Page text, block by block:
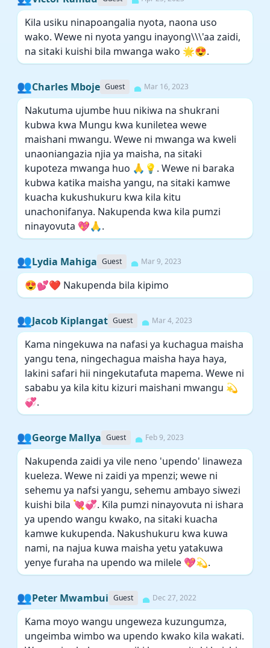
Kila usiku ninapoangalia nyota, naona uso
wako. Wewe ni nyota yangu inayong\\\'aa zaidi,
na sitaki kuishi bila mwanga wako 🌟😍.
👥Charles Mboje Guest Mar 16, 2023
Nakutuma ujumbe huu nikiwa na shukrani
kubwa kwa Mungu kwa kuniletea wewe
maishani mwangu. Wewe ni mwanga wa kweli
unaoniangazia njia ya maisha, na sitaki
kupoteza mwanga huo 🙏💡. Wewe ni baraka
kubwa katika maisha yangu, na sitaki kamwe
kuacha kukushukuru kwa kila kitu
unachonifanya. Nakupenda kwa kila pumzi
ninayovuta 💖🙏.
👥Lydia Mahiga Guest Mar 9, 2023
😍💕❤️ Nakupenda bila kipimo
👥Jacob Kiplangat Guest Mar 4, 2023
Kama ningekuwa na nafasi ya kuchagua maisha
yangu tena, ningechagua maisha haya haya,
lakini safari hii ningekutafuta mapema. Wewe ni
sababu ya kila kitu kizuri maishani mwangu 💫
💞.
👥George Mallya Guest Feb 9, 2023
Nakupenda zaidi ya vile neno 'upendo' linaweza
kueleza. Wewe ni zaidi ya mpenzi; wewe ni
sehemu ya nafsi yangu, sehemu ambayo siwezi
kuishi bila 💘💞. Kila pumzi ninayovuta ni ishara
ya upendo wangu kwako, na sitaki kuacha
kamwe kukupenda. Nakushukuru kwa kuwa
nami, na najua kuwa maisha yetu yatakuwa
yenye furaha na upendo wa milele 💖💫.
👥Peter Mwambui Guest Dec 27, 2022
Kama moyo wangu ungeweza kuzungumza,
ungeimba wimbo wa upendo kwako kila wakati.